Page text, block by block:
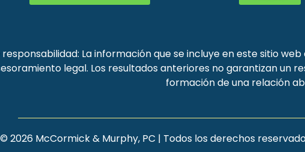
La información que se incluye en este sitio
legal. Los resultados anteriores no garantizan un
formación de una relación
© 2026 McCormick & Murphy, PC | Todos los derechos